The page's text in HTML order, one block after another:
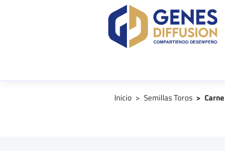
Inicio Semillas Toros Carne